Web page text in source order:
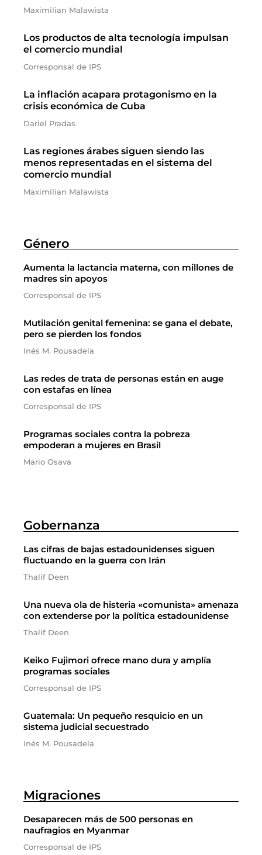
Maximilian Malawista
Los productos de alta tecnología impulsan
el comercio mundial
Corresponsal de IPS
La inflación acapara protagonismo en la
crisis económica de Cuba
Dariel Pradas
Las regiones árabes siguen siendo las
menos representadas en el sistema del
comercio mundial
Maximilian Malawista
Género
Aumenta la lactancia materna, con millones de
madres sin apoyos
Corresponsal de IPS
Mutilación genital femenina: se gana el debate,
pero se pierden los fondos
Inés M. Pousadela
Las redes de trata de personas están en auge
con estafas en línea
Corresponsal de IPS
Programas sociales contra la pobreza
empoderan a mujeres en Brasil
Mario Osava
Gobernanza
Las cifras de bajas estadounidenses siguen
fluctuando en la guerra con Irán
Thalif Deen
Una nueva ola de histeria «comunista» amenaza
con extenderse por la política estadounidense
Thalif Deen
Keiko Fujimori ofrece mano dura y amplía
programas sociales
Corresponsal de IPS
Guatemala: Un pequeño resquicio en un
sistema judicial secuestrado
Inés M. Pousadela
Migraciones
Desaparecen más de 500 personas en
naufragios en Myanmar
Corresponsal de IPS